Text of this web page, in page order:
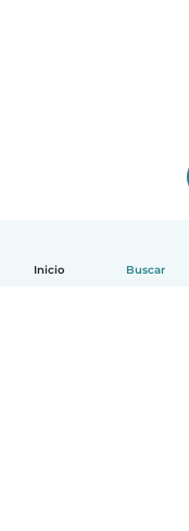
Inicio Buscar